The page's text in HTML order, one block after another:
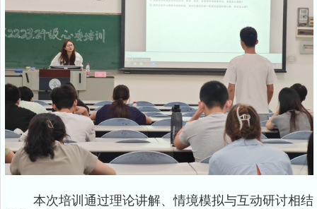
本次培训通过理论讲解、情境模拟与互动研讨相结